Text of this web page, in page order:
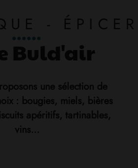
-
Buld'air
une sélection de
: bougies, miels, bières
apéritifs, tartinables,
vins...